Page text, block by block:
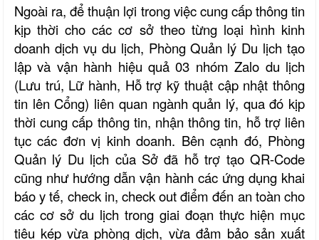
Ngoài ra, để thuận lợi trong việc cung cấp thông tin
kịp thời cho các cơ sở theo từng loại hình kinh
doanh dịch vụ du lịch, Phòng Quản lý Du lịch tạo
lập và vận hành hiệu quả 03 nhóm Zalo du lịch
(Lưu trú, Lữ hành, Hỗ trợ kỹ thuật cập nhật thông
tin lên Cổng) liên quan ngành quản lý, qua đó kịp
thời cung cấp thông tin, nhận thông tin, hỗ trợ liên
tục các đơn vị kinh doanh. Bên cạnh đó, Phòng
Quản lý Du lịch của Sở đã hỗ trợ tạo QR-Code
cũng như hướng dẫn vận hành các ứng dụng khai
báo y tế, check in, check out điểm đến an toàn cho
các cơ sở du lịch trong giai đoạn thực hiện mục
tiêu kép vừa phòng dịch, vừa đảm bảo sản xuất